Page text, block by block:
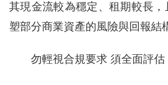
其現金流較為穩定、租期較長
塑部分商業資產的風險與回報結
勿輕視合規要求 須全面評估